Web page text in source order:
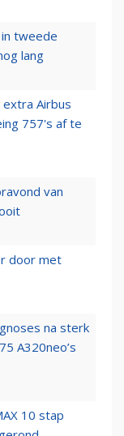
tweede
lang
Airbus
757's af te
van
door met
na sterk
A320neo’s
10 stap